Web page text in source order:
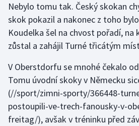
Lyže a snowboard
Moderní pětiboj
Motorsport
Olympijské hry
Parasport
Nebylo tomu tak. Český skokan
skok pokazil a nakonec z toho
Koudelka šel na chvost pořadí, na
zůstal a zahájil Turné třicátým
V Oberstdorfu se mnohé čekalo
Tomu úvodní skoky v Německu
(//sport/zimni-sporty/366448-
postoupili-ve-trech-fanousky-v-
freitag/), avšak v tréninku před